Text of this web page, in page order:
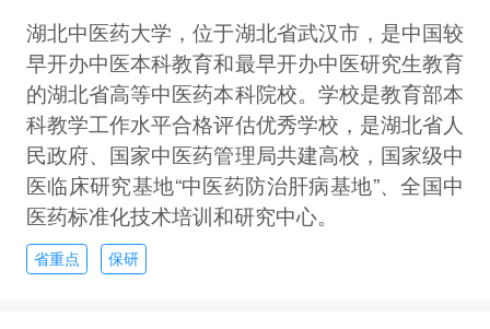
湖北中医药大学，位于湖北省武汉市，是中国较
早开办中医本科教育和最早开办中医研究生教育
的湖北省高等中医药本科院校。学校是教育部本
科教学工作水平合格评估优秀学校，是湖北省人
民政府、国家中医药管理局共建高校，国家级中
医临床研究基地“中医药防治肝病基地”、全国中
医药标准化技术培训和研究中心。
省重点 保研